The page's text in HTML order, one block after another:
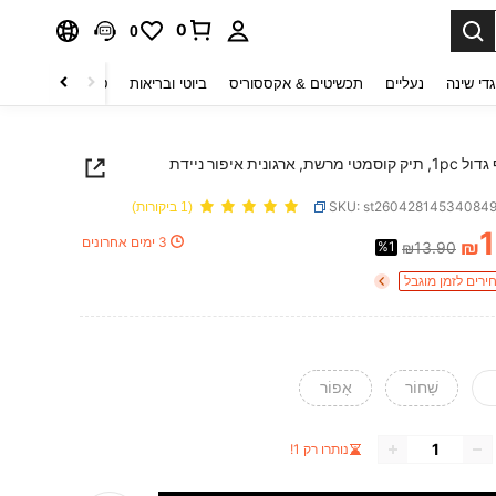
0
0
שינה נעליים תכשיטים & אקססוריס ביוטי ובריאות טקסטיל לבית
תיק חוף גדול 1pc, תיק קוסמטי מרשת, ארגונית איפור ניידת
SKU: (1 ביקורות)
PRICE AND ₪
₪13.90
%1 3 ימים אחרונים
לזמן מוגבל
שָׁחוֹר אָפוֹר
נותרו רק 1!